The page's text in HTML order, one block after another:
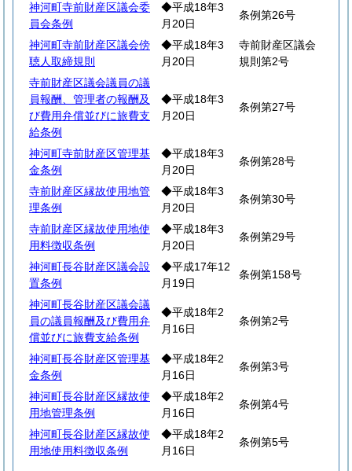
神河町寺前財産区議会委
員会条例
◆平成18年3
月20日
条例第26号
神河町寺前財産区議会傍
聴人取締規則
◆平成18年3
月20日
寺前財産区議会
規則第2号
寺前財産区議会議員の議
員報酬、管理者の報酬及
び費用弁償並びに旅費支
給条例
◆平成18年3
月20日
条例第27号
神河町寺前財産区管理基
金条例
◆平成18年3
月20日
条例第28号
寺前財産区縁故使用地管
理条例
◆平成18年3
月20日
条例第30号
寺前財産区縁故使用地使
用料徴収条例
◆平成18年3
月20日
条例第29号
神河町長谷財産区議会設
置条例
◆平成17年12
月19日
条例第158号
神河町長谷財産区議会議
員の議員報酬及び費用弁
償並びに旅費支給条例
◆平成18年2
月16日
条例第2号
神河町長谷財産区管理基
金条例
◆平成18年2
月16日
条例第3号
神河町長谷財産区縁故使
用地管理条例
◆平成18年2
月16日
条例第4号
神河町長谷財産区縁故使
用地使用料徴収条例
◆平成18年2
月16日
条例第5号